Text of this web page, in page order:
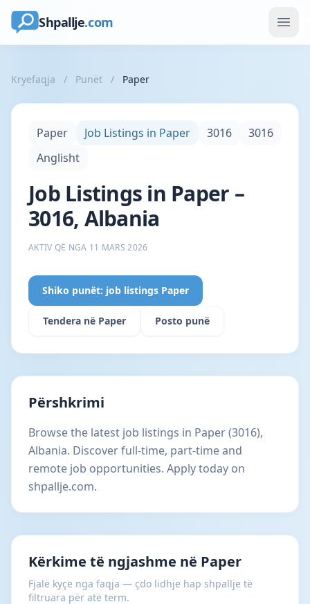
Shpallje.com
Kryefaqja / Punët / Paper
Paper Job Listings in Paper 3016
3016
Anglisht
Job Listings in Paper –
3016, Albania
AKTIV QË NGA 11 MARS 2026
Shiko punët: job listings Paper
Tendera në Paper Posto punë
Përshkrimi
Browse the latest job listings in Paper (3016),
Albania. Discover full-time, part-time and
remote job opportunities. Apply today on
shpallje.com.
Kërkime të ngjashme në Paper
Fjalë kyçe nga faqja — çdo lidhje hap shpallje të
filtruara për atë term.